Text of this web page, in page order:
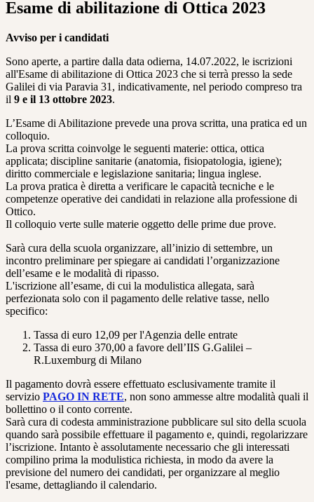
Esame di abilitazione di Ottica 2023
Avviso per i candidati
Sono aperte, a partire dalla data odierna, 14.07.2022, le iscrizioni
all'Esame di abilitazione di Ottica 2023 che si terrà presso la sede
Galilei di via Paravia 31, indicativamente, nel periodo compreso tra
il 9 e il 13 ottobre 2023.
L’Esame di Abilitazione prevede una prova scritta, una pratica ed un
colloquio.
La prova scritta coinvolge le seguenti materie: ottica, ottica
applicata; discipline sanitarie (anatomia, fisiopatologia, igiene);
diritto commerciale e legislazione sanitaria; lingua inglese.
La prova pratica è diretta a verificare le capacità tecniche e le
competenze operative dei candidati in relazione alla professione di
Ottico.
Il colloquio verte sulle materie oggetto delle prime due prove.
Sarà cura della scuola organizzare, all’inizio di settembre, un
incontro preliminare per spiegare ai candidati l’organizzazione
dell’esame e le modalità di ripasso.
L'iscrizione all’esame, di cui la modulistica allegata, sarà
perfezionata solo con il pagamento delle relative tasse, nello
specifico:
Tassa di euro 12,09 per l'Agenzia delle entrate
Tassa di euro 370,00 a favore dell’IIS G.Galilei –
R.Luxemburg di Milano
Il pagamento dovrà essere effettuato esclusivamente tramite il
servizio PAGO IN RETE, non sono ammesse altre modalità quali il
bollettino o il conto corrente.
Sarà cura di codesta amministrazione pubblicare sul sito della scuola
quando sarà possibile effettuare il pagamento e, quindi, regolarizzare
l’iscrizione. Intanto è assolutamente necessario che gli interessati
compilino prima la modulistica richiesta, in modo da avere la
previsione del numero dei candidati, per organizzare al meglio
l'esame, dettagliando il calendario.